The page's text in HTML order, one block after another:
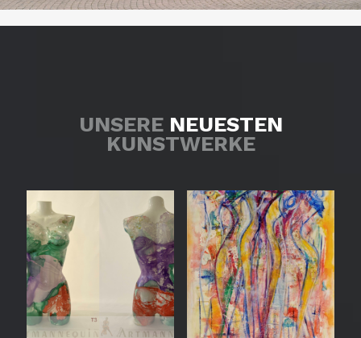
UNSERE NEUESTEN
KUNSTWERKE